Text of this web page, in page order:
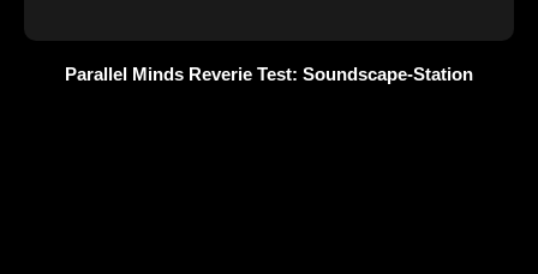
Parallel Minds Reverie Test: Soundscape-Station